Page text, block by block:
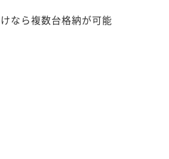
なら複数台格納が可能